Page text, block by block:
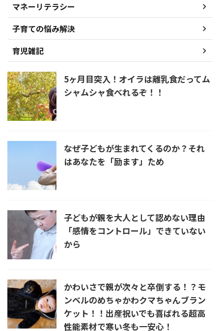
マネーリテラシー
子育ての悩み解決
育児雑記
5ヶ月目突入！オイラは離乳食だってム
シャムシャ食べれるぞ！！
なぜ子どもが生まれてくるのか？それ
はあなたを「励ます」ため
子どもが親を大人として認めない理由
「感情をコントロール」できていない
から
かわいさで親が次々と卒倒する！？モ
ンベルのめちゃかわクマちゃんブラン
ケット！！出産祝いでも喜ばれる超高
性能素材で寒い冬も一安心！